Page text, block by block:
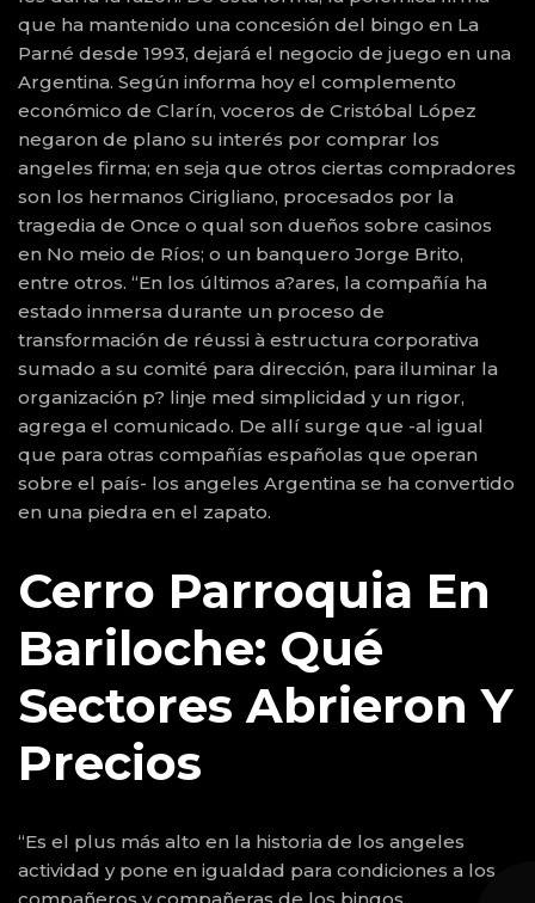
que ha mantenido una concesión del bingo en La
Parné desde 1993, dejará el negocio de juego en una
Argentina. Según informa hoy el complemento
económico de Clarín, voceros de Cristóbal López
negaron de plano su interés por comprar los
angeles firma; en seja que otros ciertas compradores
son los hermanos Cirigliano, procesados por la
tragedia de Once o qual son dueños sobre casinos
en No meio de Ríos; o un banquero Jorge Brito,
entre otros. “En los últimos a?ares, la compañía ha
estado inmersa durante un proceso de
transformación de réussi à estructura corporativa
sumado a su comité para dirección, para iluminar la
organización p? linje med simplicidad y un rigor,
agrega el comunicado. De allí surge que -al igual
que para otras compañías españolas que operan
sobre el país- los angeles Argentina se ha convertido
en una piedra en el zapato.
Cerro Parroquia En
Bariloche: Qué
Sectores Abrieron Y
Precios
“Es el plus más alto en la historia de los angeles
actividad y pone en igualdad para condiciones a los